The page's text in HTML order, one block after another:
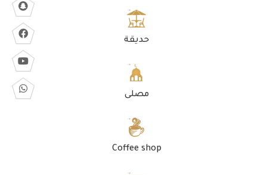
حديقة
مصلى
Coffee shop